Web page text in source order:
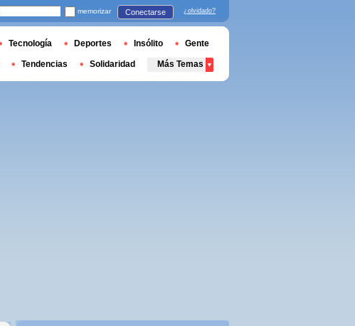
memorizar Conectarse ¿olvidado?
Tecnología Deportes Insólito Gente
Tendencias Solidaridad Más Temas